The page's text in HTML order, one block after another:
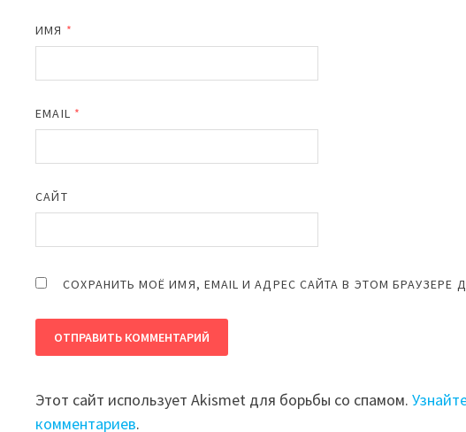
ИМЯ *
EMAIL *
САЙТ
СОХРАНИТЬ МОЁ ИМЯ, EMAIL И АДРЕС САЙТА В ЭТОМ
Этот сайт использует Akismet для борьбы со спамом.
комментариев.